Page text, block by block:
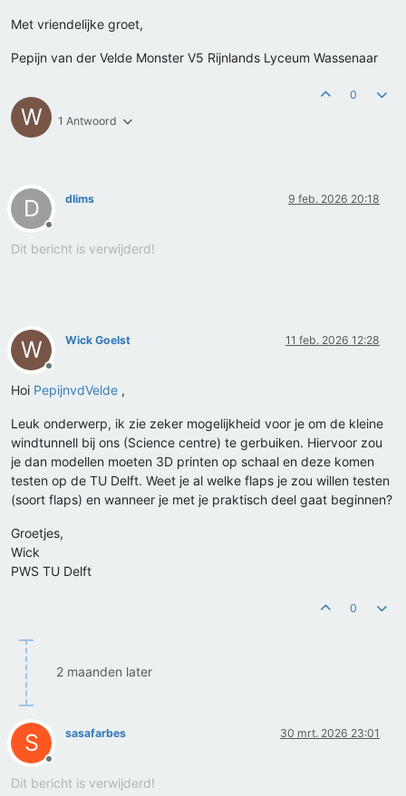
Met vriendelijke groet,
Pepijn van der Velde Monster V5 Rijnlands Lyceum Wassenaar
W 1 Antwoord
0
D
Offline
dlims 9 feb. 2026 20:18
Dit bericht is verwijderd!
W
Offline
Wick Goelst 11 feb. 2026 12:28
Hoi PepijnvdVelde ,
Leuk onderwerp, ik zie zeker mogelijkheid voor je om de kleine
windtunnell bij ons (Science centre) te gerbuiken. Hiervoor zou
je dan modellen moeten 3D printen op schaal en deze komen
testen op de TU Delft. Weet je al welke flaps je zou willen testen
(soort flaps) en wanneer je met je praktisch deel gaat beginnen?
Groetjes,
Wick
PWS TU Delft
0
2 maanden later
S
Offline
sasafarbes 30 mrt. 2026 23:01
Dit bericht is verwijderd!